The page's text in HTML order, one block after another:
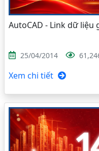
AutoCAD - Link dữ liệu
25/04/2014
Xem chi tiết